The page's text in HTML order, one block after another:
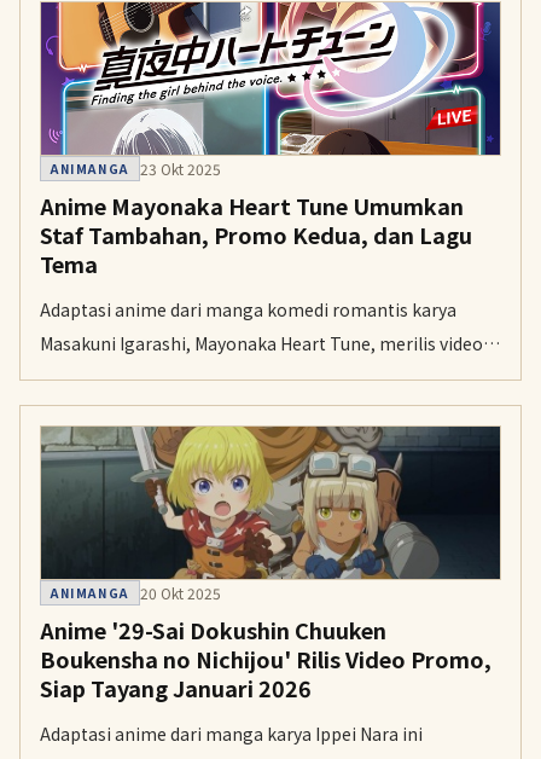
pada Januari 2026.
ANIMANGA 23 Okt 2025
Anime Mayonaka Heart Tune Umumkan
Staf Tambahan, Promo Kedua, dan Lagu
Tema
Adaptasi anime dari manga komedi romantis karya
Masakuni Igarashi, Mayonaka Heart Tune, merilis video
promosi kedua dan daftar staf tambahan. Serial ini
dijadwalkan tayang perdana pada 6 Januari 2026.
ANIMANGA 20 Okt 2025
Anime '29-Sai Dokushin Chuuken
Boukensha no Nichijou' Rilis Video Promo,
Siap Tayang Januari 2026
Adaptasi anime dari manga karya Ippei Nara ini